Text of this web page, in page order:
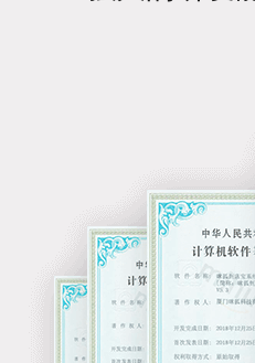
多项商
强大的研发